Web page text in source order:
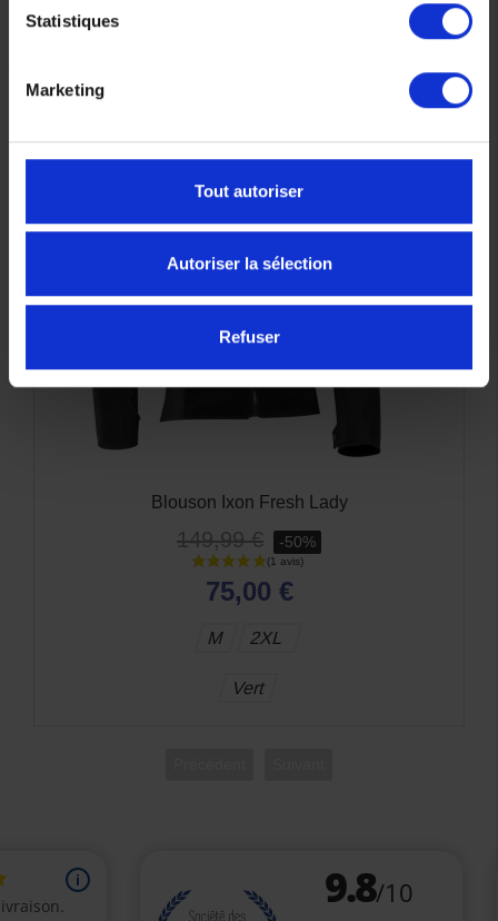
Statistiques
Marketing
Tout autoriser
Autoriser la sélection
Refuser
SUSCEPTIBLES DE VOUS
-50%
Blouson Ixon Fresh Lady
149,99 € -50%
75,00 €
M 2XL
Vert